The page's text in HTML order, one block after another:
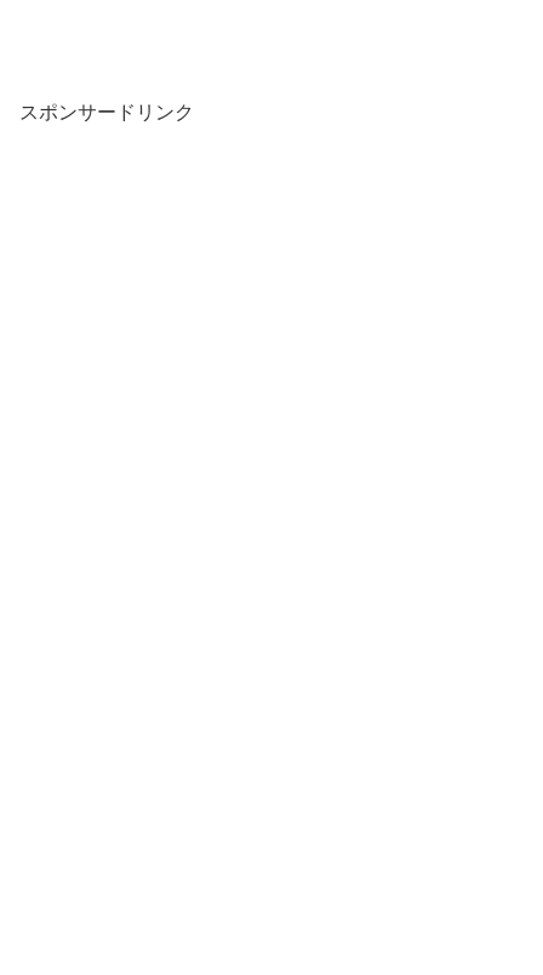
スポンサードリンク